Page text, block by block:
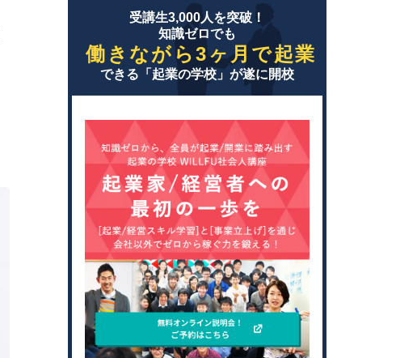
受講生3,000人を突破！
知識ゼロでも
働きながら3ヶ月で起業
できる「起業の学校」が遂に開校